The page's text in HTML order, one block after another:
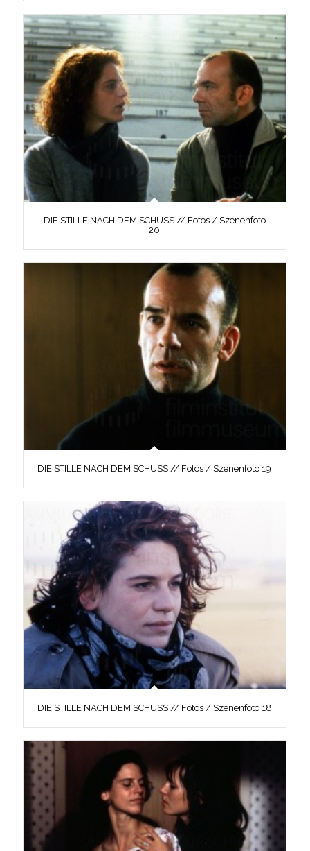
DIE STILLE NACH DEM SCHUSS // Fotos / Szenenfoto
20
DIE STILLE NACH DEM SCHUSS // Fotos / Szenenfoto 19
DIE STILLE NACH DEM SCHUSS // Fotos / Szenenfoto 18